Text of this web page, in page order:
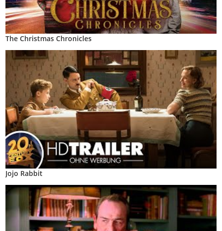
The Christmas Chronicles
Jojo Rabbit